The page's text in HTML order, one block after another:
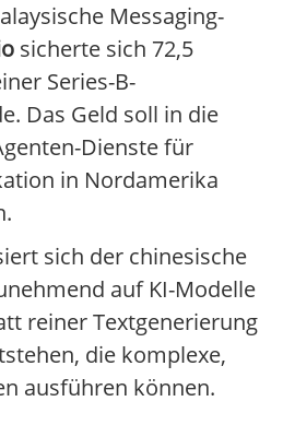
Messaging-
sicherte sich 72,5
Series-B-
Das Geld soll in die
Dienste für
in Nordamerika
sich der chinesische
auf KI-Modelle
reiner Textgenerierung
die komplexe,
ausführen können.